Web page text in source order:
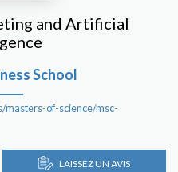
and Artificial
School
of-science/msc-
LAISSEZ UN AVIS